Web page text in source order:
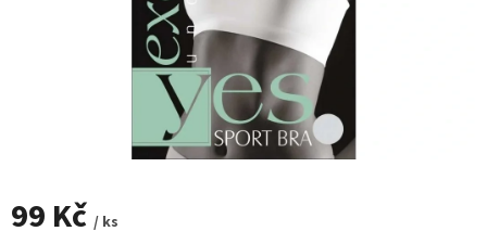
99 Kč / ks